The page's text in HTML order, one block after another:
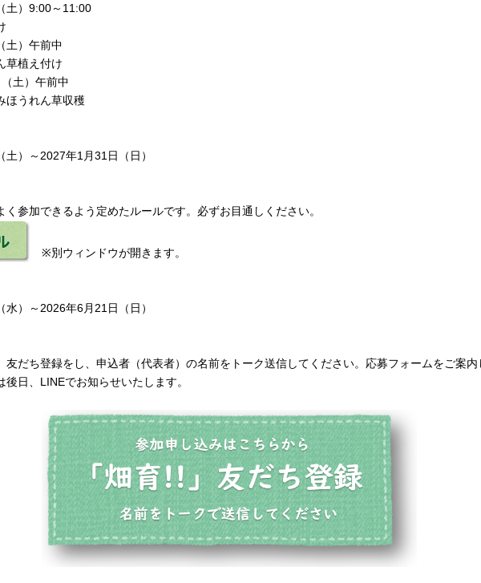
土）9:00～11:00
土）午前中
草植え付け
土）午前中
うれん草収穫
土）～2027年1月31日（日）
く参加できるよう定めたルールです。必ずお目通しください。
※別ウィンドウが開きます。
水）～2026年6月21日（日）
友だち登録をし、申込者（代表者）の名前をトーク送信してください。応募フォームをご案内
後日、LINEでお知らせいたします。